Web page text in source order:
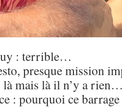
: terrible…
presque mission
là mais là il n’y a
: pourquoi ce